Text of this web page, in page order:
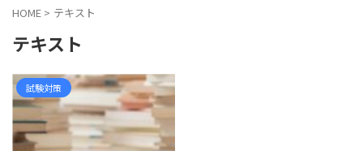
HOME > テキスト
テキスト
試験対策